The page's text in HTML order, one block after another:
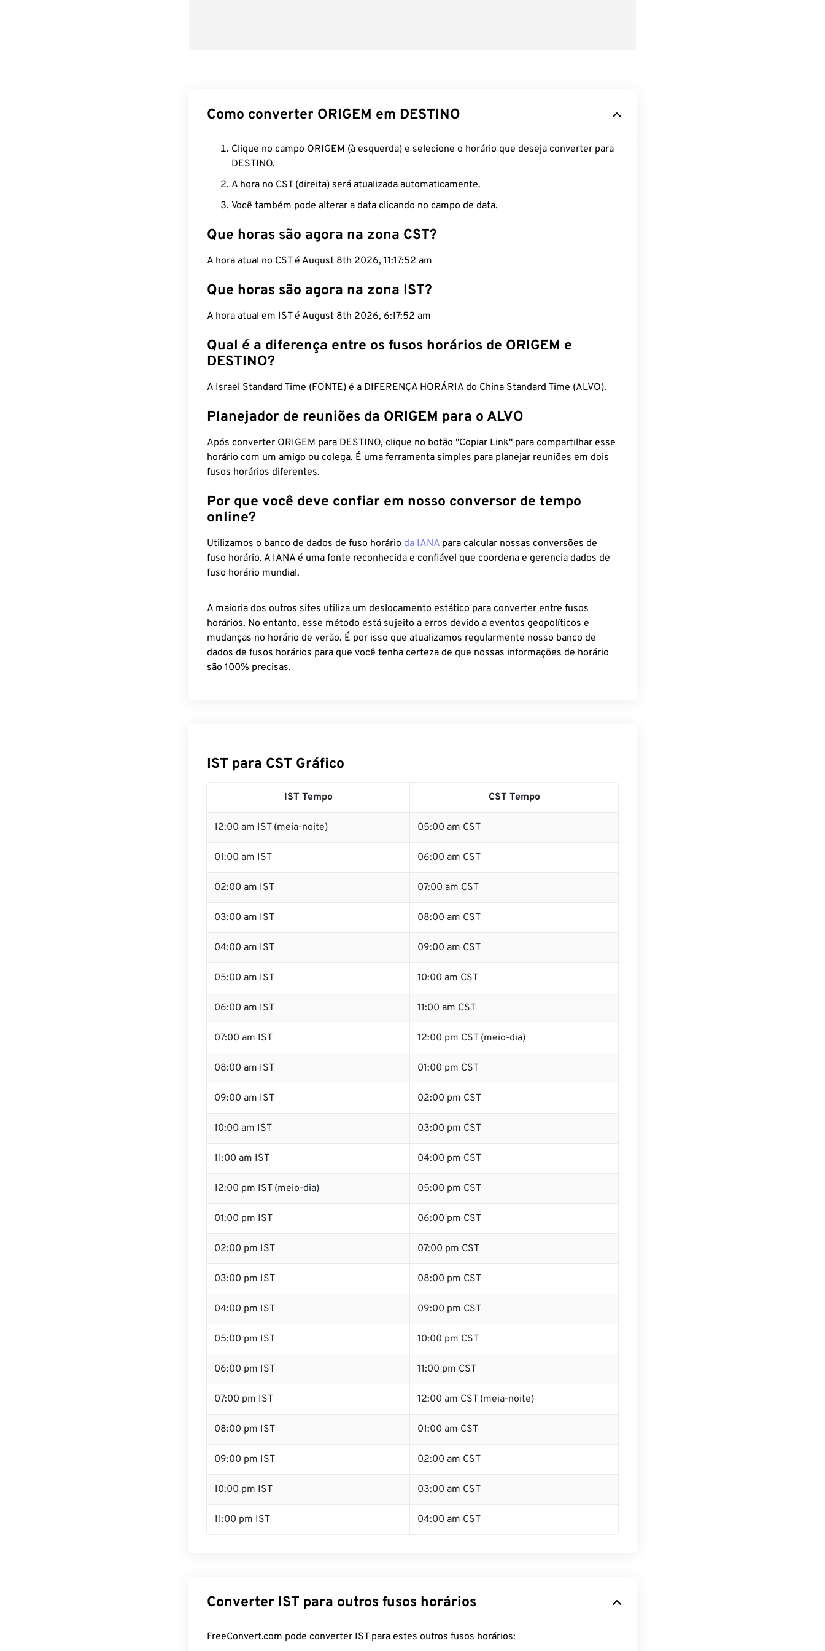
Como converter ORIGEM em DESTINO
Clique no campo ORIGEM (à esquerda) e selecione o horário que deseja converter para
DESTINO.
A hora no CST (direita) será atualizada automaticamente.
Você também pode alterar a data clicando no campo de data.
Que horas são agora na zona CST?
A hora atual no CST é August 8th 2026, 11:17:53 am
Que horas são agora na zona IST?
A hora atual em IST é August 8th 2026, 6:17:53 am
Qual é a diferença entre os fusos horários de ORIGEM e
DESTINO?
A Israel Standard Time (FONTE) é a DIFERENÇA HORÁRIA do China Standard Time (ALVO).
Planejador de reuniões da ORIGEM para o ALVO
Após converter ORIGEM para DESTINO, clique no botão "Copiar Link" para compartilhar esse
horário com um amigo ou colega. É uma ferramenta simples para planejar reuniões em dois
fusos horários diferentes.
Por que você deve confiar em nosso conversor de tempo
online?
Utilizamos o banco de dados de fuso horário da IANA para calcular nossas conversões de
fuso horário. A IANA é uma fonte reconhecida e confiável que coordena e gerencia dados de
fuso horário mundial.
A maioria dos outros sites utiliza um deslocamento estático para converter entre fusos
horários. No entanto, esse método está sujeito a erros devido a eventos geopolíticos e
mudanças no horário de verão. É por isso que atualizamos regularmente nosso banco de
dados de fusos horários para que você tenha certeza de que nossas informações de horário
são 100% precisas.
IST para CST Gráfico
IST Tempo CST Tempo
12:00 am IST (meia-noite) 05:00 am CST
01:00 am IST 06:00 am CST
02:00 am IST 07:00 am CST
03:00 am IST 08:00 am CST
04:00 am IST 09:00 am CST
05:00 am IST 10:00 am CST
06:00 am IST 11:00 am CST
07:00 am IST 12:00 pm CST (meio-dia)
08:00 am IST 01:00 pm CST
09:00 am IST 02:00 pm CST
10:00 am IST 03:00 pm CST
11:00 am IST 04:00 pm CST
12:00 pm IST (meio-dia) 05:00 pm CST
01:00 pm IST 06:00 pm CST
02:00 pm IST 07:00 pm CST
03:00 pm IST 08:00 pm CST
04:00 pm IST 09:00 pm CST
05:00 pm IST 10:00 pm CST
06:00 pm IST 11:00 pm CST
07:00 pm IST 12:00 am CST (meia-noite)
08:00 pm IST 01:00 am CST
09:00 pm IST 02:00 am CST
10:00 pm IST 03:00 am CST
11:00 pm IST 04:00 am CST
Converter IST para outros fusos horários
FreeConvert.com pode converter IST para estes outros fusos horários: